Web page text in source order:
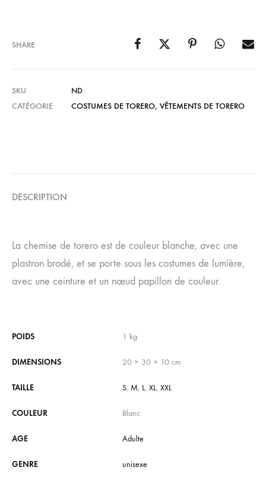
SHARE
SKU
ND
CATÉGORIE
COSTUMES DE TORERO, VÊTEMENTS DE TORERO
DESCRIPTION
La chemise de torero est de couleur blanche, avec une
plastron brodé, et se porte sous les costumes de lumière,
avec une ceinture et un nœud papillon de couleur.
POIDS 1 kg
DIMENSIONS 20 × 30 × 10 cm
TAILLE S, M, L, XL, XXL
COULEUR Blanc
AGE Adulte
GENRE unisexe